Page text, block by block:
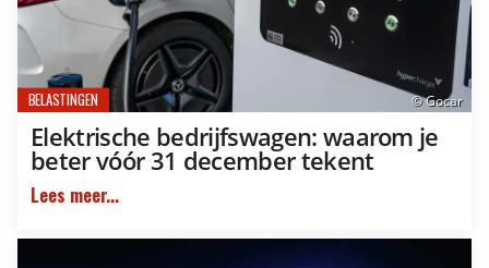
© Gocar
BELASTINGEN
Elektrische bedrijfswagen: waarom je
beter vóór 31 december tekent
Lees meer...